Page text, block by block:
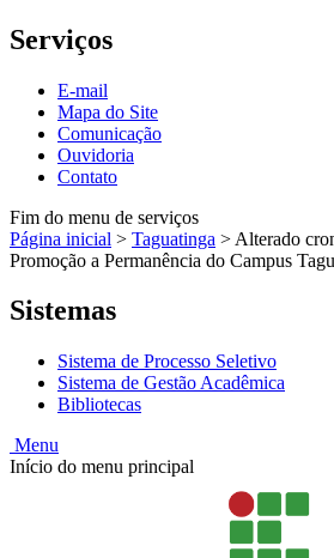
Serviços
E-mail
Mapa do Site
Comunicação
Ouvidoria
Contato
Fim do menu de serviços
Página inicial > Taguatinga > Alterado
Promoção a Permanência do Campus
Sistemas
Sistema de Processo Seletivo
Sistema de Gestão Acadêmica
Bibliotecas
Menu
Início do menu principal